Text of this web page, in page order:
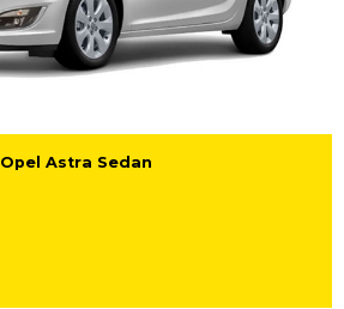
Opel Astra Sedan